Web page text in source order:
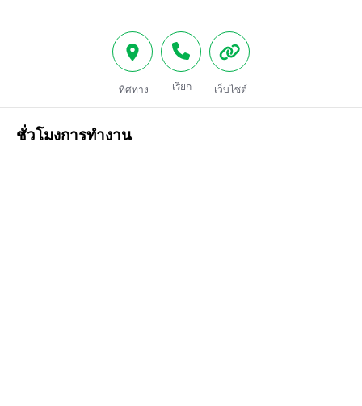
ทิศทาง เรียก เว็บไซต์
ชั่วโมงการทำงาน